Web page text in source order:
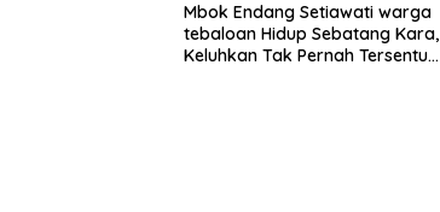
Mbok Endang Setiawati warga
tebaloan Hidup Sebatang Kara,
Keluhkan Tak Pernah Tersentuh